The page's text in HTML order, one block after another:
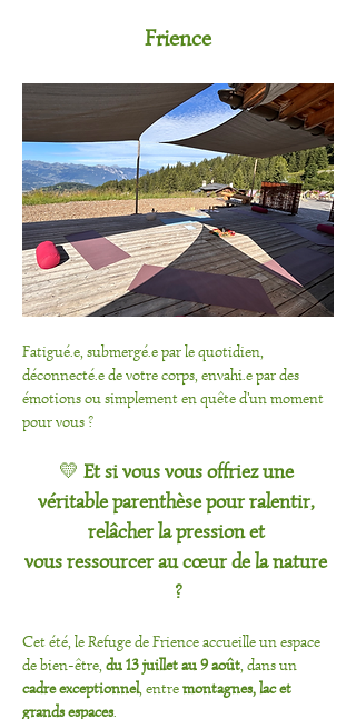
Frience
Fatigué.e, submergé.e par le quotidien,
déconnecté.e de votre corps, envahi.e par des
émotions ou simplement en quête d'un moment
pour vous ?
💛 Et si vous vous offriez une
véritable parenthèse pour ralentir,
relâcher la pression et
vous ressourcer au cœur de la nature
?
Cet été, le Refuge de Frience accueille un espace
de bien-être, du 13 juillet au 9 août, dans un
cadre exceptionnel, entre montagnes, lac et
grands espaces.